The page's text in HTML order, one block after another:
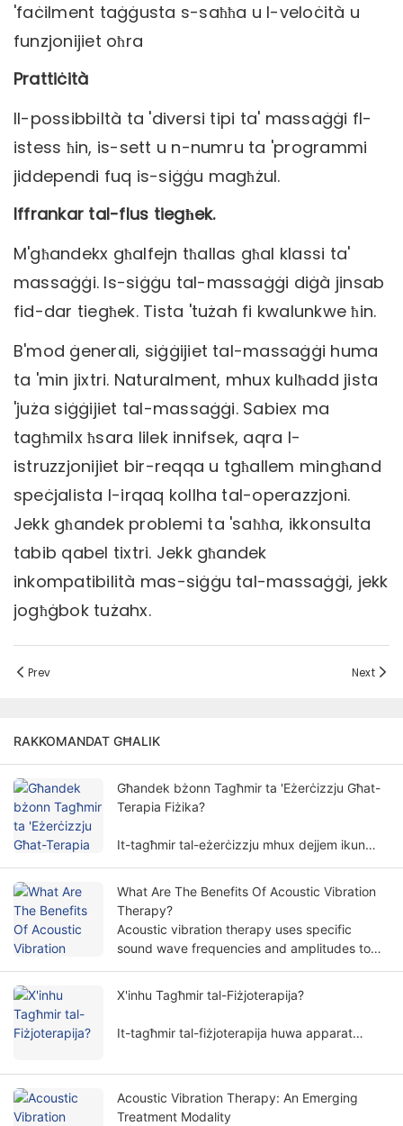
'faċilment taġġusta s-saħħa u l-veloċità u
funzjonijiet oħra
Prattiċità
Il-possibbiltà ta 'diversi tipi ta' massaġġi fl-
istess ħin, is-sett u n-numru ta 'programmi
jiddependi fuq is-siġġu magħżul.
Iffrankar tal-flus tiegħek.
M'għandekx għalfejn tħallas għal klassi ta'
massaġġi. Is-siġġu tal-massaġġi diġà jinsab
fid-dar tiegħek. Tista 'tużah fi kwalunkwe ħin.
B'mod ġenerali, siġġijiet tal-massaġġi huma
ta 'min jixtri. Naturalment, mhux kulħadd jista
'juża siġġijiet tal-massaġġi. Sabiex ma
tagħmilx ħsara lilek innifsek, aqra l-
istruzzjonijiet bir-reqqa u tgħallem mingħand
speċjalista l-irqaq kollha tal-operazzjoni.
Jekk għandek problemi ta 'saħħa, ikkonsulta
tabib qabel tixtri. Jekk għandek
inkompatibilità mas-siġġu tal-massaġġi, jekk
jogħġbok tużahx.
Prev Next
RAKKOMANDAT GĦALIK
Għandek bżonn Tagħmir ta 'Eżerċizzju Għat-
Terapia Fiżika?
It-tagħmir tal-eżerċizzju mhux dejjem ikun
tinvolvi fatturi u dimensjonijiet multipli.
What Are The Benefits Of Acoustic Vibration
Therapy?
Acoustic vibration therapy uses specific
sound wave frequencies and amplitudes to
fields.
X'inhu Tagħmir tal-Fiżjoterapija?
It-tagħmir tal-fiżjoterapija huwa apparat
prinċipji fiżiċi. Jgħin lill-pazjenti itaffu s-
sintomi u jirrestawraw il-funzjonijiet tal-ġisem
b'mod mhux invażiv.
Acoustic Vibration Therapy: An Emerging
Treatment Modality